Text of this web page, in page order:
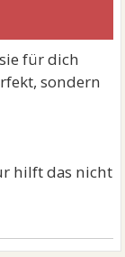
für dich
sondern
hilft das nicht